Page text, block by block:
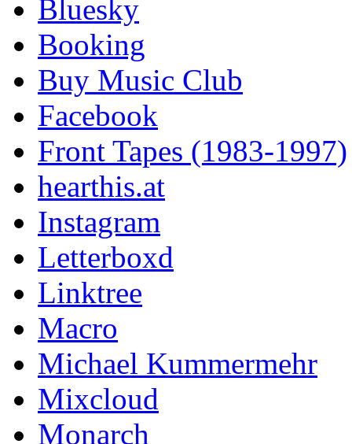
Bluesky
Booking
Buy Music Club
Facebook
Front Tapes (1983-1997)
hearthis.at
Instagram
Letterboxd
Linktree
Macro
Michael Kummermehr
Mixcloud
Monarch